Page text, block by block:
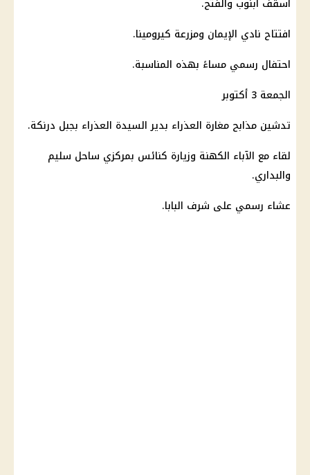
افتتاح نادي الإيمان ومزرعة كيرومينا.
احتفال رسمي مساءً بهذه المناسبة.
الجمعة 3 أكتوبر
تدشين مذابح مغارة العذراء بدير السيدة العذراء بجبل درنكة.
لقاء مع الآباء الكهنة وزيارة كنائس بمركزي ساحل سليم
والبداري.
عشاء رسمي على شرف البابا.